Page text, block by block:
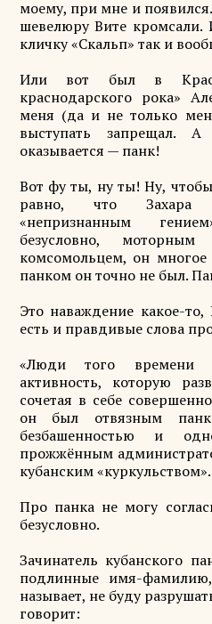
моему, при мне и
шевелюру Вите
кличку «Скальп» так и
Или вот был в
краснодарского рока»
меня (да и не только
выступать запрещал.
оказывается — панк!
Вот фу ты, ну ты! Ну,
равно, что Захара
«непризнанным
безусловно, моторным
комсомольцем, он
панком он точно не был.
Это наваждение какое-
есть и правдивые слова
«Люди того времени
активность, которую
сочетая в себе
он был отвязным
безбашенностью и
прожжённым
кубанским «куркульством».
Про панка не могу
безусловно.
Зачинатель кубанского
подлинные имя-
называет, не буду
говорит: